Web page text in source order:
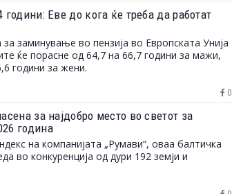
години: Еве до кога ќе треба да работат
заминување во пензија во Европската Унија
ќе порасне од 64,7 на 66,7 години за мажи,
години за жени.
0
за најдобро место во светот за
година
на компанијата „Румави“, оваа балтичка
во конкуренција од дури 192 земји и